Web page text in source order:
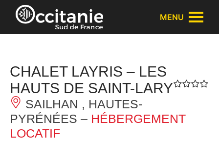
Panneau de gestion des cookies
MENU
CHALET LAYRIS – LES
HAUTS DE SAINT-LARY
SAILHAN , HAUTES-
PYRÉNÉES – HÉBERGEMENT
LOCATIF